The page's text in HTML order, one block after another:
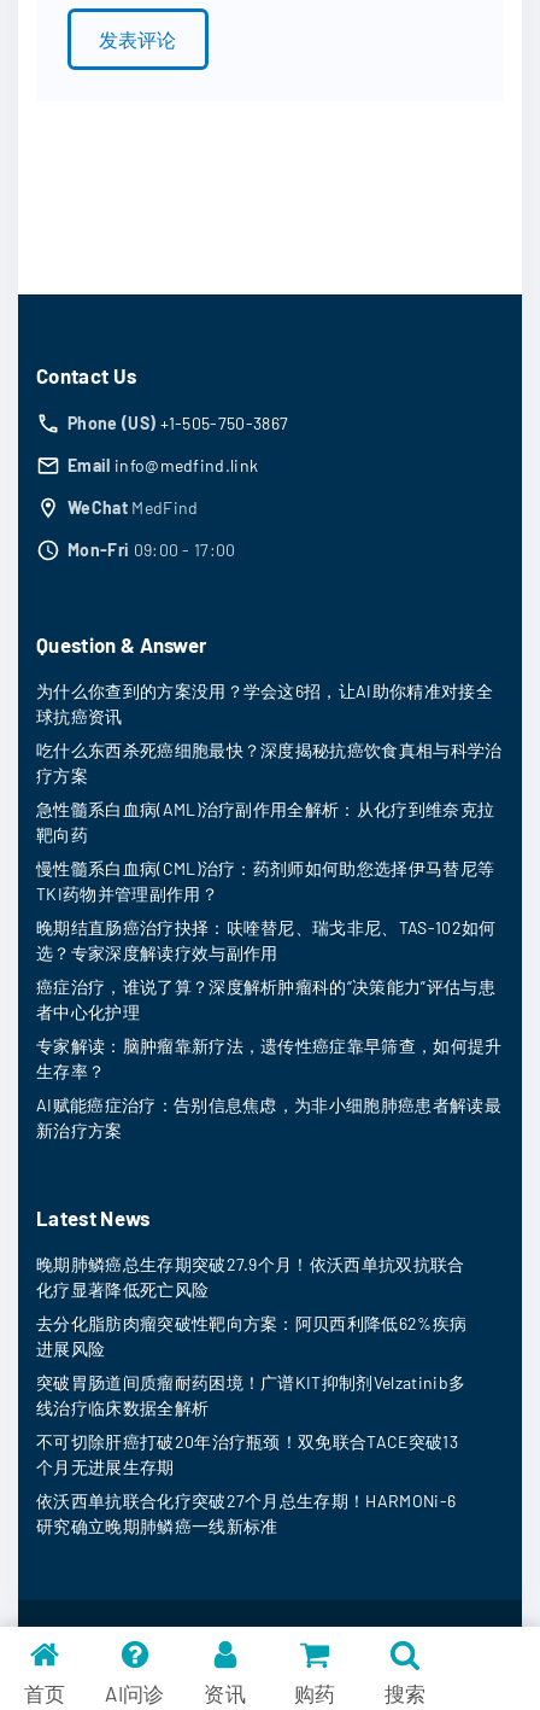
l
Contact Us
Phone (US) +1-505-750-3867
Email info@medfind.link
WeChat MedFind
Mon-Fri 09:00 - 17:00
Question & Answer
为什么你查到的方案没用？学会这6招，让AI助你精准对接全
球抗癌资讯
吃什么东西杀死癌细胞最快？深度揭秘抗癌饮食真相与科学治
疗方案
急性髓系白血病(AML)治疗副作用全解析：从化疗到维奈克拉
靶向药
慢性髓系白血病(CML)治疗：药剂师如何助您选择伊马替尼等
TKI药物并管理副作用？
晚期结直肠癌治疗抉择：呋喹替尼、瑞戈非尼、TAS-102如何
选？专家深度解读疗效与副作用
癌症治疗，谁说了算？深度解析肿瘤科的“决策能力”评估与患
者中心化护理
专家解读：脑肿瘤靠新疗法，遗传性癌症靠早筛查，如何提升
生存率？
AI赋能癌症治疗：告别信息焦虑，为非小细胞肺癌患者解读最
新治疗方案
Latest News
晚期肺鳞癌总生存期突破27.9个月！依沃西单抗双抗联合
化疗显著降低死亡风险
去分化脂肪肉瘤突破性靶向方案：阿贝西利降低62%疾病
进展风险
突破胃肠道间质瘤耐药困境！广谱KIT抑制剂Velzatinib多
线治疗临床数据全解析
不可切除肝癌打破20年治疗瓶颈！双免联合TACE突破13
个月无进展生存期
依沃西单抗联合化疗突破27个月总生存期！HARMONi-6
研究确立晚期肺鳞癌一线新标准
MedFind © 2026
首页 AI问诊 资讯 购药 搜索